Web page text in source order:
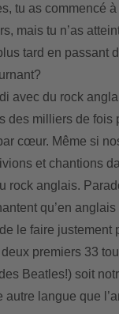
tu as commencé
mais tu n’as
tard en passant
avec du rock
des milliers de fois
cœur. Même si
et chantions
rock anglais.
qu’en
le faire justement
premiers 33
Beatles!) soit
autre langue que